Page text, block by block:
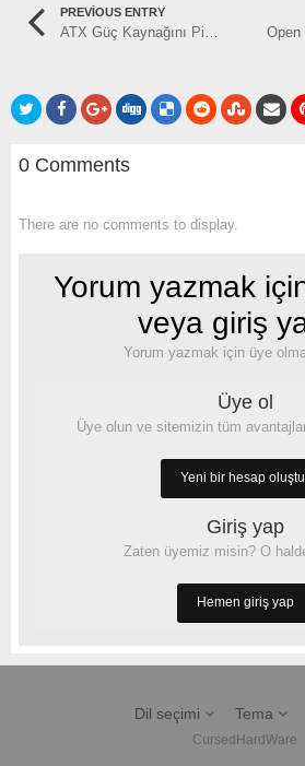
PREVIOUS ENTRY
0 Comments
There are no comments to display.
Yorum yazmak
veya giriş
Yorum yazmak için üye
Üye ol
Üye olun ve sitemizin tüm
Yeni bir hesap
Giriş yap
Zaten üyemiz misin? O
Hemen giriş yap
Dil seçimi Tema
CursedHardWare